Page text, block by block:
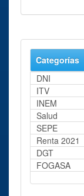
Categorías
DNI
ITV
INEM
Salud
SEPE
Renta 2021
DGT
FOGASA